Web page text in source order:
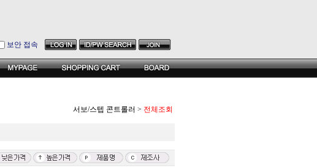
보안 접속
서보/스텝 콘트롤러 > 전체조회